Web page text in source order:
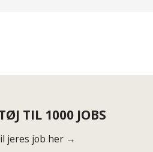
TIL 1000 JOBS
jeres job her →